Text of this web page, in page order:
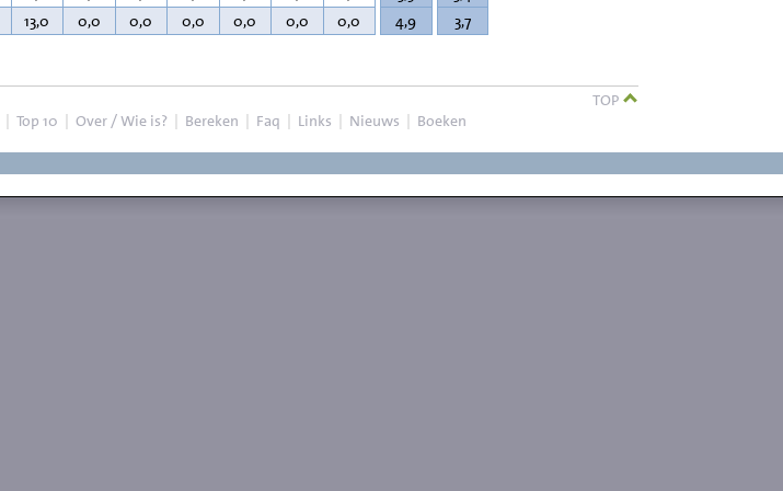
13,0 0,0 0,0 0,0 0,0 0,0 0,0 4,9 3,7
TOP
| Top 10 | Over / Wie is? | Bereken | Faq | Links | Nieuws | Boeken